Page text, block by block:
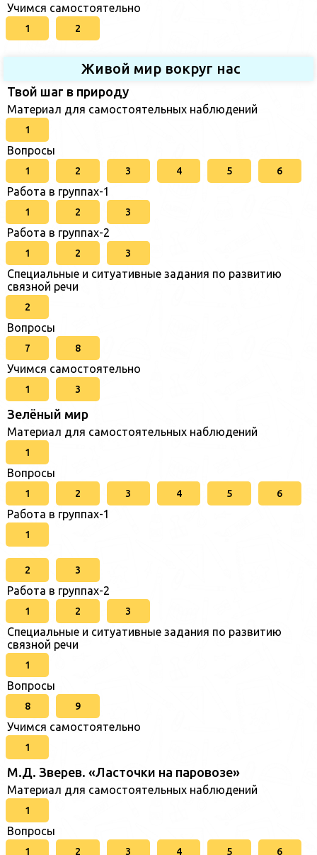
Учимся самостоятельно
1 2
Живой мир вокруг нас
Твой шаг в природу
Материал для самостоятельных наблюдений
1
Вопросы
1 2 3 4 5 6
Работа в группах-1
1 2 3
Работа в группах-2
1 2 3
Специальные и ситуативные задания по развитию
связной речи
2
Вопросы
7 8
Учимся самостоятельно
1 3
Зелёный мир
Материал для самостоятельных наблюдений
1
Вопросы
1 2 3 4 5 6
Работа в группах-1
1
2 3
Работа в группах-2
1 2 3
Специальные и ситуативные задания по развитию
связной речи
1
Вопросы
8 9
Учимся самостоятельно
1
М.Д. Зверев. «Ласточки на паровозе»
Материал для самостоятельных наблюдений
1
Вопросы
1 2 3 4 5 6